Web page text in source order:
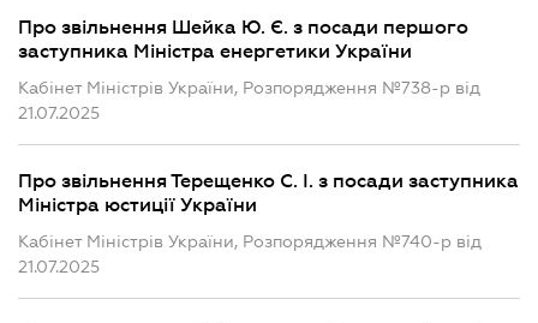
Про звільнення Шейка Ю. Є. з посади першого
заступника Міністра енергетики України
Кабінет Міністрів України, Розпорядження №738-р від
21.07.2025
Про звільнення Терещенко С. І. з посади заступника
Міністра юстиції України
Кабінет Міністрів України, Розпорядження №740-р від
21.07.2025